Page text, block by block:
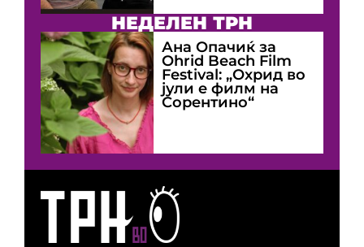
НЕДЕЛЕН ТРН
Ана Опачиќ за
Оhrid Beach Film
Festival: „Охрид во
јули е филм на
Сорентино“